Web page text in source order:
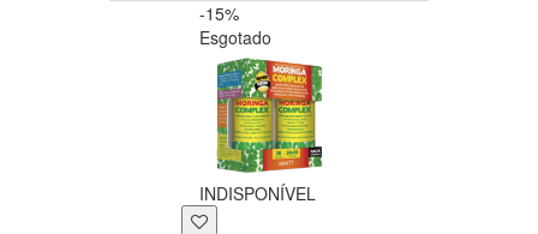
-15%
Esgotado
INDISPONÍVEL